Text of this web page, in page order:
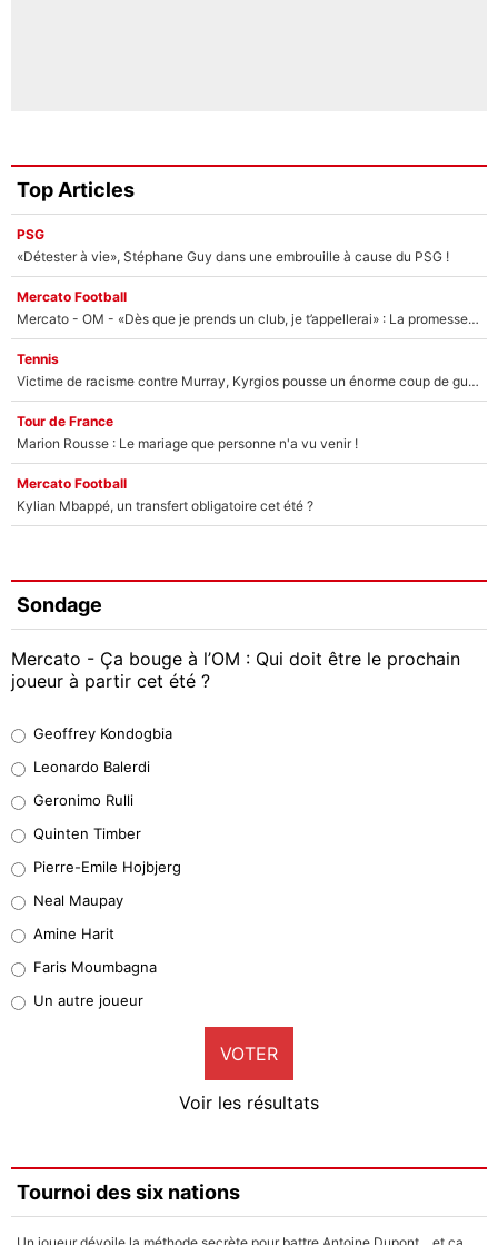
Top Articles
PSG
«Détester à vie», Stéphane Guy dans une embrouille à cause du PSG !
Mercato Football
Mercato - OM - «Dès que je prends un club, je t’appellerai» : La promesse de Marcelino au moment de claquer la porte
Tennis
Victime de racisme contre Murray, Kyrgios pousse un énorme coup de gueule !
Tour de France
Marion Rousse : Le mariage que personne n'a vu venir !
Mercato Football
Kylian Mbappé, un transfert obligatoire cet été ?
Sondage
Mercato - Ça bouge à l’OM : Qui doit être le prochain
joueur à partir cet été ?
38%
32%
5%
1%
9%
Faris Moumbagna
4%
Geoffrey Kondogbia
Leonardo Balerdi
Geronimo Rulli
Quinten Timber
Pierre-Emile Hojbjerg
Neal Maupay
Amine Harit
Faris Moumbagna
Un autre joueur
VOTER
Voir les résultats
Tournoi des six nations